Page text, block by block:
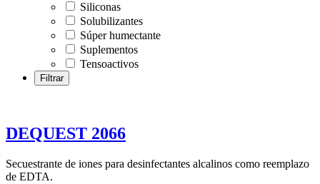
Siliconas
Solubilizantes
Súper humectante
Suplementos
Tensoactivos
DEQUEST 2066
Secuestrante de iones para desinfectantes alcalinos como reemplazo
de EDTA.